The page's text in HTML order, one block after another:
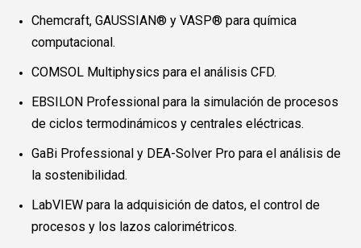
Chemcraft, GAUSSIAN® y VASP® para química
computacional.
COMSOL Multiphysics para el análisis CFD.
EBSILON Professional para la simulación de procesos
de ciclos termodinámicos y centrales eléctricas.
GaBi Professional y DEA-Solver Pro para el análisis de
la sostenibilidad.
LabVIEW para la adquisición de datos, el control de
procesos y los lazos calorimétricos.